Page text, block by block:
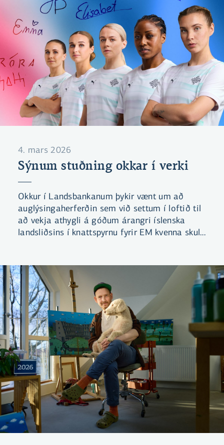
4. mars 2026
Sýnum stuðning okkar í verki
Okkur í Landsbankanum þykir vænt um að
auglýsingaherferðin sem við settum í loftið til
að vekja athygli á góðum árangri íslenska
landsliðsins í knattspyrnu fyrir EM kvenna skuli
bíðum spennt!